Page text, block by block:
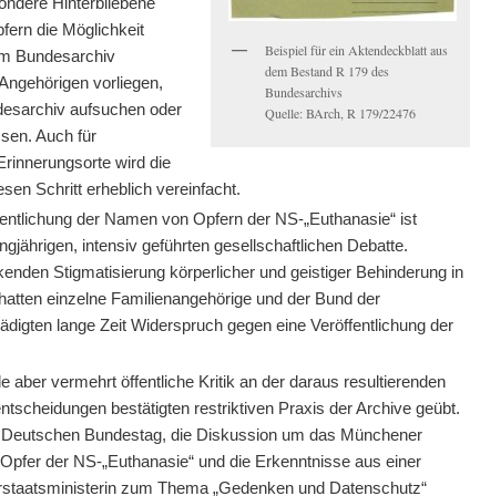
Beispiel für ein Aktendeckblatt aus
dem Bestand R 179 des
Bundesarchivs
Quelle: BArch, R 179/22476
die Möglichkeit
Bundesarchiv
vorliegen,
aufsuchen oder
Auch für
wird die
Schritt erheblich vereinfacht.
der Namen von Opfern der NS-„Euthanasie“ ist
intensiv geführten gesellschaftlichen Debatte.
Stigmatisierung körperlicher und geistiger Behinderung in
einzelne Familienangehörige und der Bund der
lange Zeit Widerspruch gegen eine Veröffentlichung der
aber vermehrt öffentliche Kritik an der daraus resultierenden
bestätigten restriktiven Praxis der Archive geübt.
Bundestag, die Diskussion um das Münchener
der NS-„Euthanasie“ und die Erkenntnisse aus einer
zum Thema „Gedenken und Datenschutz“